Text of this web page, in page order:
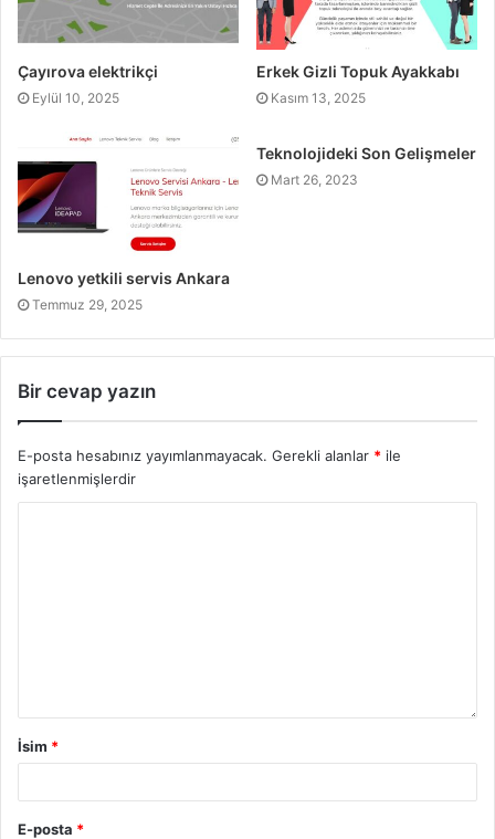
Çayırova elektrikçi
Eylül 10, 2025
Erkek Gizli Topuk Ayakkabı
Kasım 13, 2025
Lenovo yetkili servis Ankara
Temmuz 29, 2025
Teknolojideki Son Gelişmeler
Mart 26, 2023
Bir cevap yazın
E-posta hesabınız yayımlanmayacak. Gerekli alanlar * ile
işaretlenmişlerdir
İsim *
E-posta *